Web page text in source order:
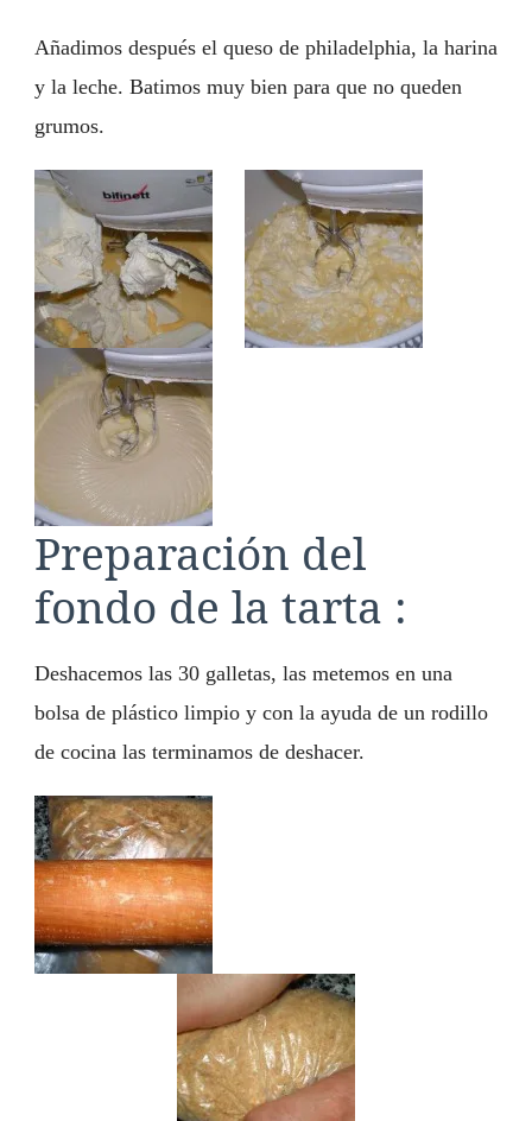
Añadimos después el queso de philadelphia, la harina
y la leche. Batimos muy bien para que no queden
grumos.
Preparación del
fondo de la tarta :
Deshacemos las 30 galletas, las metemos en una
bolsa de plástico limpio y con la ayuda de un rodillo
de cocina las terminamos de deshacer.